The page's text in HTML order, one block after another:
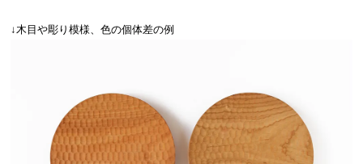
↓木目や彫り模様、色の個体差の例